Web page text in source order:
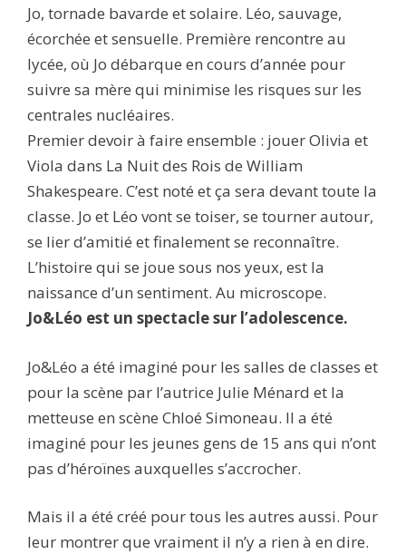
Jo, tornade bavarde et solaire. Léo, sauvage,
écorchée et sensuelle. Première rencontre au
lycée, où Jo débarque en cours d’année pour
suivre sa mère qui minimise les risques sur les
centrales nucléaires.
Premier devoir à faire ensemble : jouer Olivia et
Viola dans La Nuit des Rois de William
Shakespeare. C’est noté et ça sera devant toute la
classe. Jo et Léo vont se toiser, se tourner autour,
se lier d’amitié et finalement se reconnaître.
L’histoire qui se joue sous nos yeux, est la
naissance d’un sentiment. Au microscope.
Jo&Léo est un spectacle sur l’adolescence.
Jo&Léo a été imaginé pour les salles de classes et
pour la scène par l’autrice Julie Ménard et la
metteuse en scène Chloé Simoneau. Il a été
imaginé pour les jeunes gens de 15 ans qui n’ont
pas d’héroïnes auxquelles s’accrocher.
Mais il a été créé pour tous les autres aussi. Pour
leur montrer que vraiment il n’y a rien à en dire.